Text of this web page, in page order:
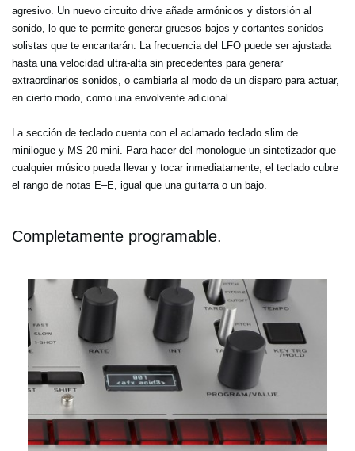
agresivo. Un nuevo circuito drive añade armónicos y distorsión al
sonido, lo que te permite generar gruesos bajos y cortantes sonidos
solistas que te encantarán. La frecuencia del LFO puede ser ajustada
hasta una velocidad ultra-alta sin precedentes para generar
extraordinarios sonidos, o cambiarla al modo de un disparo para actuar,
en cierto modo, como una envolvente adicional.
La sección de teclado cuenta con el aclamado teclado slim de
minilogue y MS-20 mini. Para hacer del monologue un sintetizador que
cualquier músico pueda llevar y tocar inmediatamente, el teclado cubre
el rango de notas E–E, igual que una guitarra o un bajo.
Completamente programable.